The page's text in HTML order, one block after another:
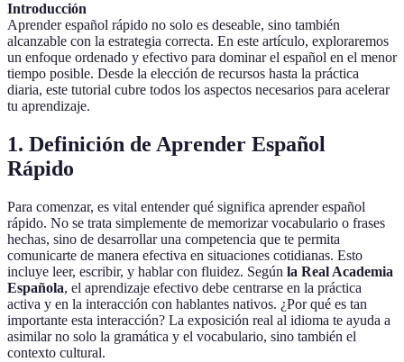
Introducción
Aprender español rápido no solo es deseable, sino también
alcanzable con la estrategia correcta. En este artículo, exploraremos
un enfoque ordenado y efectivo para dominar el español en el menor
tiempo posible. Desde la elección de recursos hasta la práctica
diaria, este tutorial cubre todos los aspectos necesarios para acelerar
tu aprendizaje.
1. Definición de Aprender Español
Rápido
Para comenzar, es vital entender qué significa aprender español
rápido. No se trata simplemente de memorizar vocabulario o frases
hechas, sino de desarrollar una competencia que te permita
comunicarte de manera efectiva en situaciones cotidianas. Esto
incluye leer, escribir, y hablar con fluidez. Según la Real Academia
Española, el aprendizaje efectivo debe centrarse en la práctica
activa y en la interacción con hablantes nativos. ¿Por qué es tan
importante esta interacción? La exposición real al idioma te ayuda a
asimilar no solo la gramática y el vocabulario, sino también el
contexto cultural.